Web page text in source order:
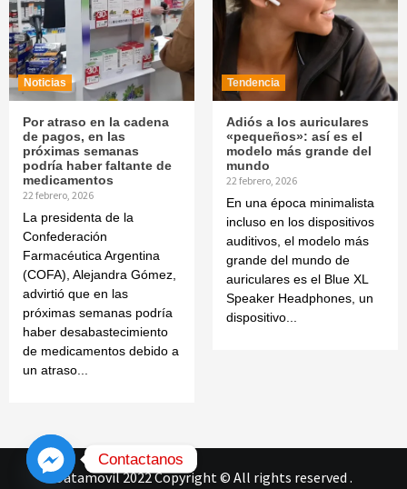
Noticias
Por atraso en la cadena
de pagos, en las
próximas semanas
podría haber faltante de
medicamentos
22 febrero, 2026
La presidenta de la
Confederación
Farmacéutica Argentina
(COFA), Alejandra Gómez,
advirtió que en las
próximas semanas podría
haber desabastecimiento
de medicamentos debido a
un atraso...
Tendencia
Adiós a los auriculares
«pequeños»: así es el
modelo más grande del
mundo
22 febrero, 2026
En una época minimalista
incluso en los dispositivos
auditivos, el modelo más
grande del mundo de
auriculares es el Blue XL
Speaker Headphones, un
dispositivo...
Datamovil 2022 Copyright © All rights reserved .
Contactanos